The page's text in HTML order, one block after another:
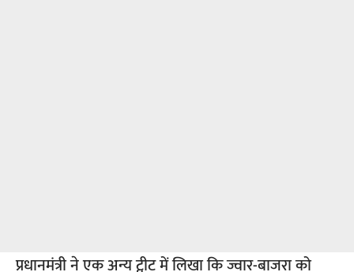
प्रधानमंत्री ने एक अन्य ट्वीट में लिखा कि ज्वार-बाजरा को